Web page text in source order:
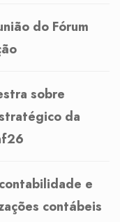
do Fórum
sobre
da
e
contábeis